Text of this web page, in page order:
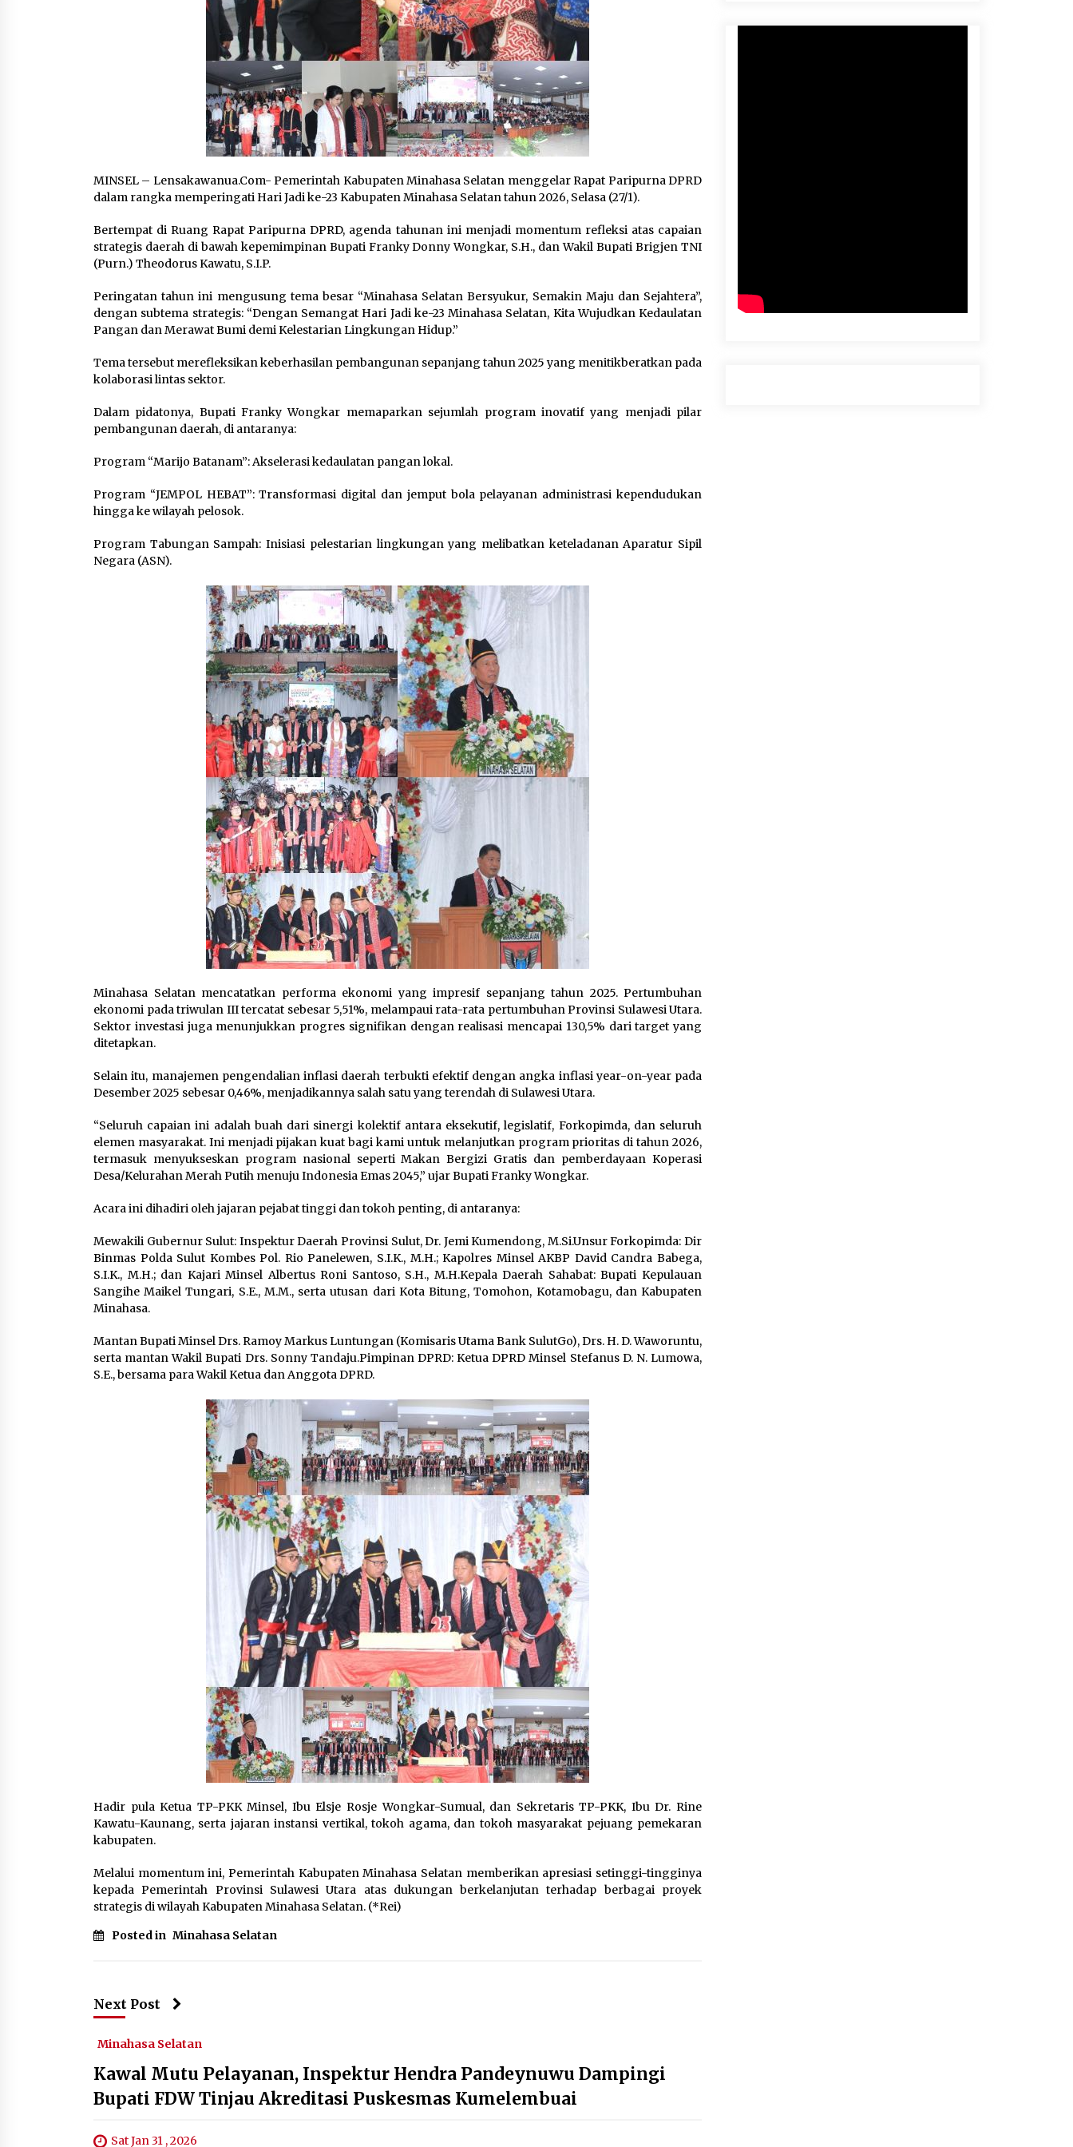
MINSEL – Lensakawanua.Com- Pemerintah Kabupaten Minahasa Selatan menggelar Rapat Paripurna DPRD
dalam rangka memperingati Hari Jadi ke-23 Kabupaten Minahasa Selatan tahun 2026, Selasa (27/1).
Bertempat di Ruang Rapat Paripurna DPRD, agenda tahunan ini menjadi momentum refleksi atas capaian
strategis daerah di bawah kepemimpinan Bupati Franky Donny Wongkar, S.H., dan Wakil Bupati Brigjen TNI
(Purn.) Theodorus Kawatu, S.I.P.
‎‎Peringatan tahun ini mengusung tema besar “Minahasa Selatan Bersyukur, Semakin Maju dan Sejahtera”,
dengan subtema strategis: “Dengan Semangat Hari Jadi ke-23 Minahasa Selatan, Kita Wujudkan Kedaulatan
Pangan dan Merawat Bumi demi Kelestarian Lingkungan Hidup.”‎
Tema tersebut merefleksikan keberhasilan pembangunan sepanjang tahun 2025 yang menitikberatkan pada
kolaborasi lintas sektor. ‎‎
Dalam pidatonya, Bupati Franky Wongkar memaparkan sejumlah program inovatif yang menjadi pilar
pembangunan daerah, di antaranya:‎
Program “Marijo Batanam”: Akselerasi kedaulatan pangan lokal.
‎Program “JEMPOL HEBAT”: Transformasi digital dan jemput bola pelayanan administrasi kependudukan
hingga ke wilayah pelosok.‎
Program Tabungan Sampah: Inisiasi pelestarian lingkungan yang melibatkan keteladanan Aparatur Sipil
Negara (ASN).‎
‎Minahasa Selatan mencatatkan performa ekonomi yang impresif sepanjang tahun 2025. ‎‎Pertumbuhan
ekonomi pada triwulan III tercatat sebesar 5,51%, melampaui rata-rata pertumbuhan Provinsi Sulawesi Utara.
Sektor investasi juga menunjukkan progres signifikan dengan realisasi mencapai 130,5% dari target yang
ditetapkan.‎
Selain itu, manajemen pengendalian inflasi daerah terbukti efektif dengan angka inflasi year-on-year pada
Desember 2025 sebesar 0,46%, menjadikannya salah satu yang terendah di Sulawesi Utara.‎
“Seluruh capaian ini adalah buah dari sinergi kolektif antara eksekutif, legislatif, Forkopimda, dan seluruh
elemen masyarakat. Ini menjadi pijakan kuat bagi kami untuk melanjutkan program prioritas di tahun 2026,
termasuk menyukseskan program nasional seperti Makan Bergizi Gratis dan pemberdayaan Koperasi
Desa/Kelurahan Merah Putih menuju Indonesia Emas 2045,” ujar Bupati Franky Wongkar.
‎‎Acara ini dihadiri oleh jajaran pejabat tinggi dan tokoh penting, di antaranya:‎
Mewakili Gubernur Sulut: Inspektur Daerah Provinsi Sulut, Dr. Jemi Kumendong, M.Si.‎Unsur Forkopimda: Dir
Binmas Polda Sulut Kombes Pol. Rio Panelewen, S.I.K., M.H.; Kapolres Minsel AKBP David Candra Babega,
S.I.K., M.H.; dan Kajari Minsel Albertus Roni Santoso, S.H., M.H.‎Kepala Daerah Sahabat: Bupati Kepulauan
Sangihe Maikel Tungari, S.E., M.M., serta utusan dari Kota Bitung, Tomohon, Kotamobagu, dan Kabupaten
Minahasa.
‎Mantan Bupati Minsel Drs. Ramoy Markus Luntungan (Komisaris Utama Bank SulutGo), Drs. H. D. Waworuntu,
serta mantan Wakil Bupati Drs. Sonny Tandaju.‎Pimpinan DPRD: Ketua DPRD Minsel Stefanus D. N. Lumowa,
S.E., bersama para Wakil Ketua dan Anggota DPRD.
‎Hadir pula Ketua TP-PKK Minsel, Ibu Elsje Rosje Wongkar-Sumual, dan Sekretaris TP-PKK, Ibu Dr. Rine
Kawatu-Kaunang, serta jajaran instansi vertikal, tokoh agama, dan tokoh masyarakat pejuang pemekaran
kabupaten.‎
Melalui momentum ini, Pemerintah Kabupaten Minahasa Selatan memberikan apresiasi setinggi-tingginya
kepada Pemerintah Provinsi Sulawesi Utara atas dukungan berkelanjutan terhadap berbagai proyek
strategis di wilayah Kabupaten Minahasa Selatan. (*Rei)
Posted in Minahasa Selatan
Next Post
Minahasa Selatan
‎Kawal Mutu Pelayanan, Inspektur Hendra Pandeynuwu Dampingi
Bupati FDW Tinjau Akreditasi Puskesmas Kumelembuai‎‎
Sat Jan 31 , 2026